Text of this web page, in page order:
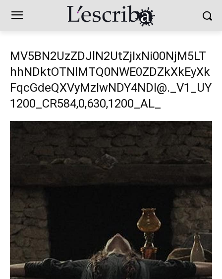
MV5BN2UzZDJlN2UtZjIxNi00NjM5LT
hhNDktOTNlMTQ0NWE0ZDZkXkEyXk
FqcGdeQXVyMzIwNDY4NDI@._V1_UY
1200_CR584,0,630,1200_AL_